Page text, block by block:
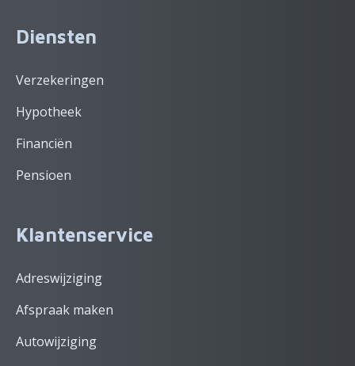
Diensten
Verzekeringen
Hypotheek
Financiën
Pensioen
Klantenservice
Adreswijziging
Afspraak maken
Autowijziging